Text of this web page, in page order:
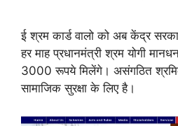
ई श्रम कार्ड वालो को अब केंद्र
हर माह प्रधानमंत्री श्रम योगी
3000 रूपये मिलेंगे। असंगठित
सामाजिक सुरक्षा के लिए है।